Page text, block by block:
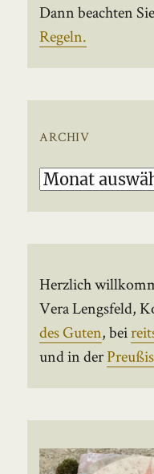
Dann beachten
Regeln.
ARCHIV
Archiv
Herzlich
Vera Lengsfeld,
des Guten, bei
und in der